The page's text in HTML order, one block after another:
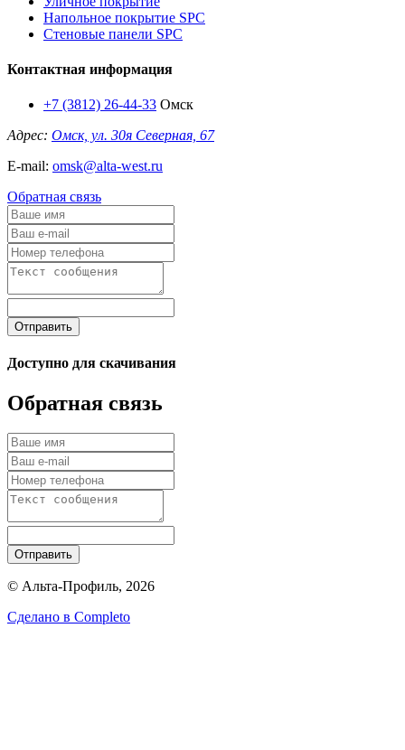
Напольное покрытие SPC
Стеновые панели SPC
Контактная информация
+7 (3812) 26-44-33 Омск
Адрес: Омск, ул. 30я Северная, 67
E-mail: omsk@alta-west.ru
Обратная связь
Отправить
Доступно для скачивания
Обратная связь
Отправить
© Альта-Профиль, 2026
Сделано в Completo